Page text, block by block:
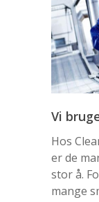
Vi
Hos
er de
stor å.
mange